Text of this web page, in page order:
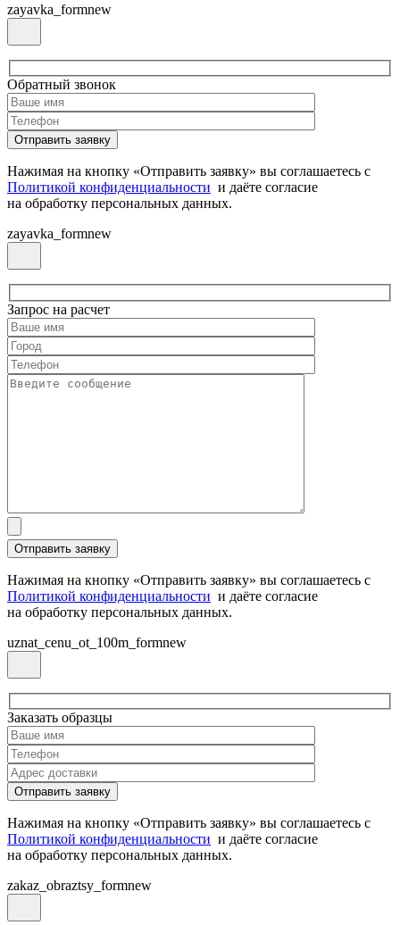
zayavka_formnew
Обратный звонок
Нажимая на кнопку «Отправить заявку» вы соглашаетесь с
Политикой конфиденциальности и даёте согласие
на обработку персональных данных.
zayavka_formnew
Запрос на расчет
Нажимая на кнопку «Отправить заявку» вы соглашаетесь с
Политикой конфиденциальности и даёте согласие
на обработку персональных данных.
uznat_cenu_ot_100m_formnew
Заказать образцы
Нажимая на кнопку «Отправить заявку» вы соглашаетесь с
Политикой конфиденциальности и даёте согласие
на обработку персональных данных.
zakaz_obraztsy_formnew